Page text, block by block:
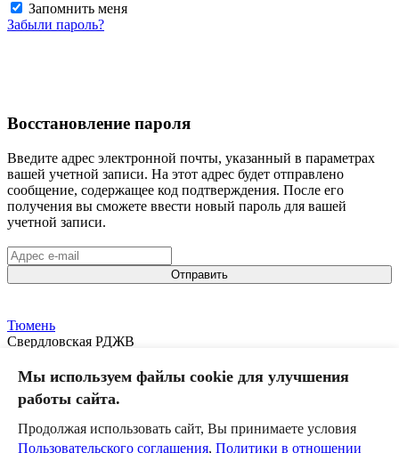
Запомнить меня
Забыли пароль?
Восстановление пароля
Введите адрес электронной почты, указанный в параметрах
вашей учетной записи. На этот адрес будет отправлено
сообщение, содержащее код подтверждения. После его
получения вы сможете ввести новый пароль для вашей
учетной записи.
Отправить
Тюмень
Свердловская РДЖВ
Календарь
Новости
Мы используем файлы cookie для улучшения
работы сайта.
Продолжая использовать сайт, Вы принимаете условия
Пользовательского соглашения, Политики в отношении